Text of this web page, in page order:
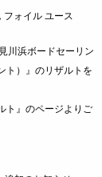
フォイル ユース
川浜ボードセーリン
ト）』のリザルトを
ト』のページよりご